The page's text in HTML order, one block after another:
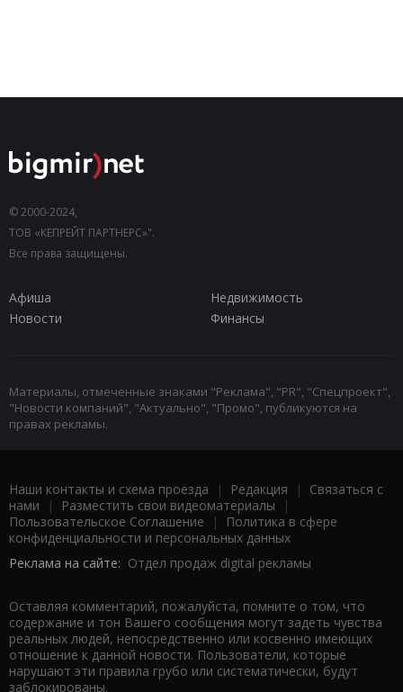
© 2000-2024,
ТОВ «КЕПРЕЙТ ПАРТНЕРС»".
Все права защищены.
Афиша
Недвижимость
Новости
Финансы
Материалы, отмеченные знаками "Реклама", "PR", "Спецпроект",
"Новости компаний", "Актуально", "Промо", публикуются на
правах рекламы.
Наши контакты и схема проезда | Редакция | Связаться с
нами | Разместить свои видеоматериалы |
Пользовательское Соглашение |
Политика в сфере
конфиденциальности и персональных данных
Реклама на сайте: Отдел продаж digital рекламы
Оставляя комментарий, пожалуйста, помните о том, что
содержание и тон Вашего сообщения могут задеть чувства
реальных людей, непосредственно или косвенно имеющих
отношение к данной новости. Пользователи, которые
нарушают эти правила грубо или систематически, будут
заблокированы.